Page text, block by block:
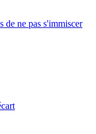
ne pas s'immiscer